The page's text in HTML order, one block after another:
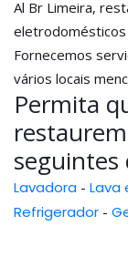
Al Br Limeira,
eletrodomésticos
Fornecemos
vários locais
Permita
seguintes
Lavadora - Lava
Refrigerador -